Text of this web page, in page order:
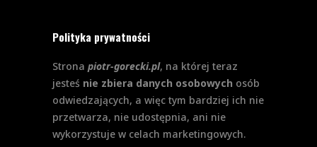
Polityka prywatności
Strona piotr-gorecki.pl, na której teraz
jesteś nie zbiera danych osobowych osób
odwiedzających, a więc tym bardziej ich nie
przetwarza, nie udostępnia, ani nie
wykorzystuje w celach marketingowych.